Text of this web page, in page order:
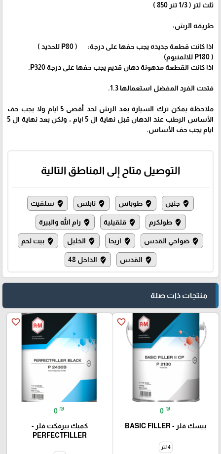
ثلث لتر ( 1/3 تنر 850 )
طريقة الرش:
اذا كانت قطعة جديده يجب حفها على درجة: ( P80 للحديد )
( P180 للالمنيوم)
اذا كانت القطعة مدهونة دهان قديم يجب حفها على درجة P320.
فتحت الفرد المفضل استعمالها 1.3.
ملاحظة يمكن ترك السيارة بعد الرش لحد أقصى 5 ايام ولا يجب حف
الأساس الرطب عند الدهان قبل نهاية ال 5 ايام ، ولكن بعد نهاية ال 5
ايام يجب حف الأساس.
التوصيل متاح إلى المناطق التالية
where_to_vote جنين where_to_vote طوباس where_to_vote نابلس where_to_vote سلفيت
where_to_vote طولكرم where_to_vote قلقيلية where_to_vote رام الله والبيرة
where_to_vote ضواحي القدس where_to_vote اريحا where_to_vote الخليل where_to_vote بيت لحم
where_to_vote القدس where_to_vote الداخل 48
منتجات ذات صلة
favorite_border
0 ₪
بيسك فلر - BASIC FILLER
4 لتر
favorite_border
0 ₪
كمبك بيرفكت فلر -
PERFECTFILLER